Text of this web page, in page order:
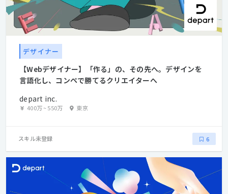
デザイナー
【Webデザイナー】「作る」の、その先へ。デザインを
言語化し、コンペで勝てるクリエイターへ
depart inc.
400万~550万 東京
スキル未登録 6